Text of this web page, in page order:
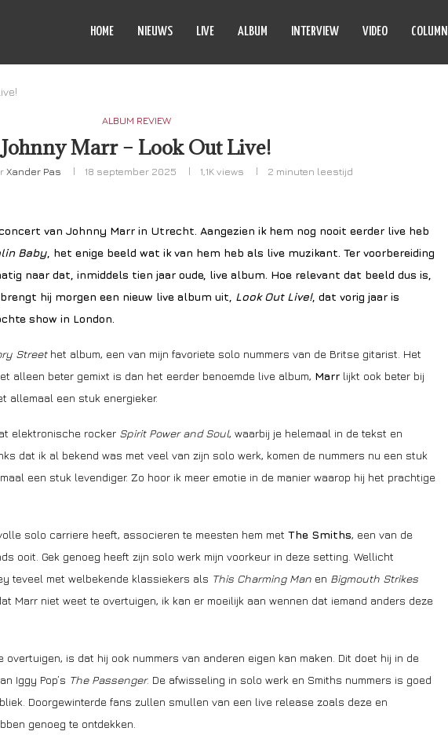
HOME NIEUWS LIVE ALBUM INTERVIEW VIDEO COLUMN
ALBUM REVIEW
Johnny Marr – Look Out Live!
Xander Pas 18 september 2025 1,1K views 2 minuten leestijd
van Johnny Marr in Utrecht. Aangezien ik hem nog nooit eerder live heb
Baby , het enige beeld wat ik van hem heb als live muzikant. Ter voorbereiding
naar dat, inmiddels tien jaar oude, live album. Hoe relevant dat beeld dus is,
hij morgen een nieuw live album uit, Look Out Live!, dat vorig jaar is
show in London.
Streethet album, een van mijn favoriete solo nummers van de Britse gitarist. Het
alleen beter gemixt is dan het eerder benoemde live album, Marr lijkt ook beter bij
allemaal een stuk energieker.
elektronische rocker Spirit Power and Soul, waarbij je helemaal in de tekst en
dat ik al bekend was met veel van zijn solo werk, komen de nummers nu een stuk
een stuk levendiger. Zo hoor ik meer emotie in de manier waarop hij het prachtige
solo carriere heeft, associeren te meesten hem met The Smiths, een van de
ooit. Gek genoeg heeft zijn solo werk mijn voorkeur in deze setting. Wellicht
teveel met welbekende klassiekers als This Charming Man en Bigmouth Strikes
Marr niet weet te overtuigen, ik kan er moeilijk aan wennen dat iemand anders deze
overtuigen, is dat hij ook nummers van anderen eigen kan maken. Dit doet hij in de
Iggy Pop’s The Passenger. De afwisseling in solo werk en Smiths nummers is goed
Doorgewinterde fans zullen smullen van een live release zoals deze en
genoeg te ontdekken.